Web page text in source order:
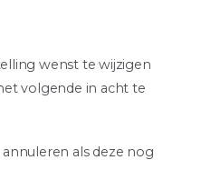
wenst te wijzigen
volgende in acht te
als deze nog